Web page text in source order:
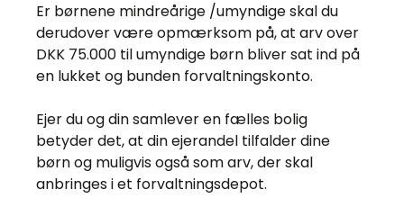
Er børnene mindreårige /umyndige skal du
derudover være opmærksom på, at arv over
DKK 75.000 til umyndige børn bliver sat ind på
en lukket og bunden forvaltningskonto.
Ejer du og din samlever en fælles bolig
betyder det, at din ejerandel tilfalder dine
børn og muligvis også som arv, der skal
anbringes i et forvaltningsdepot.